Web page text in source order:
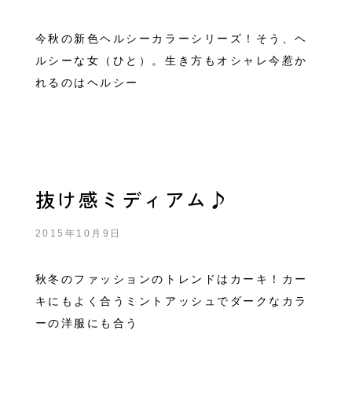
今秋の新色ヘルシーカラーシリーズ！そう、ヘ
ルシーな女（ひと）。生き方もオシャレ今惹か
れるのはヘルシー
抜け感ミディアム♪
2015年10月9日
秋冬のファッションのトレンドはカーキ！カー
キにもよく合うミントアッシュでダークなカラ
ーの洋服にも合う